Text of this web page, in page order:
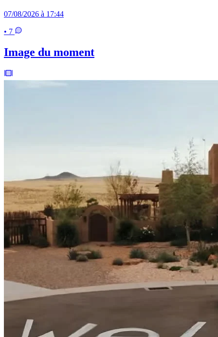
07/08/2026 à 17:44
• 7
Image du moment